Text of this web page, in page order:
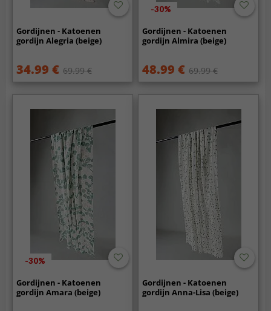
Gordijnen - Katoenen
gordijn Alegria (beige)
34.99 € 69.99 €
-30%
Gordijnen - Katoenen
gordijn Almira (beige)
48.99 € 69.99 €
-30%
Gordijnen - Katoenen
gordijn Amara (beige)
Gordijnen - Katoenen
gordijn Anna-Lisa (beige)